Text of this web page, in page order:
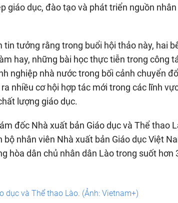
giáo dục, đào tạo và phát triển nguồn
tưởng rằng trong buổi hội thảo này, hai
hay, những bài học thực tiễn trong công
nghiệp nhà nước trong bối cảnh chuyển
nhiều cơ hội hợp tác mới trong các lĩnh
lượng giáo dục.
đốc Nhà xuất bản Giáo dục và Thể thao
nhân viên Nhà xuất bản Giáo dục Việt
hòa dân chủ nhân dân Lào trong suốt hơn
dục và Thể thao Lào. (Ảnh: Vietnam+)